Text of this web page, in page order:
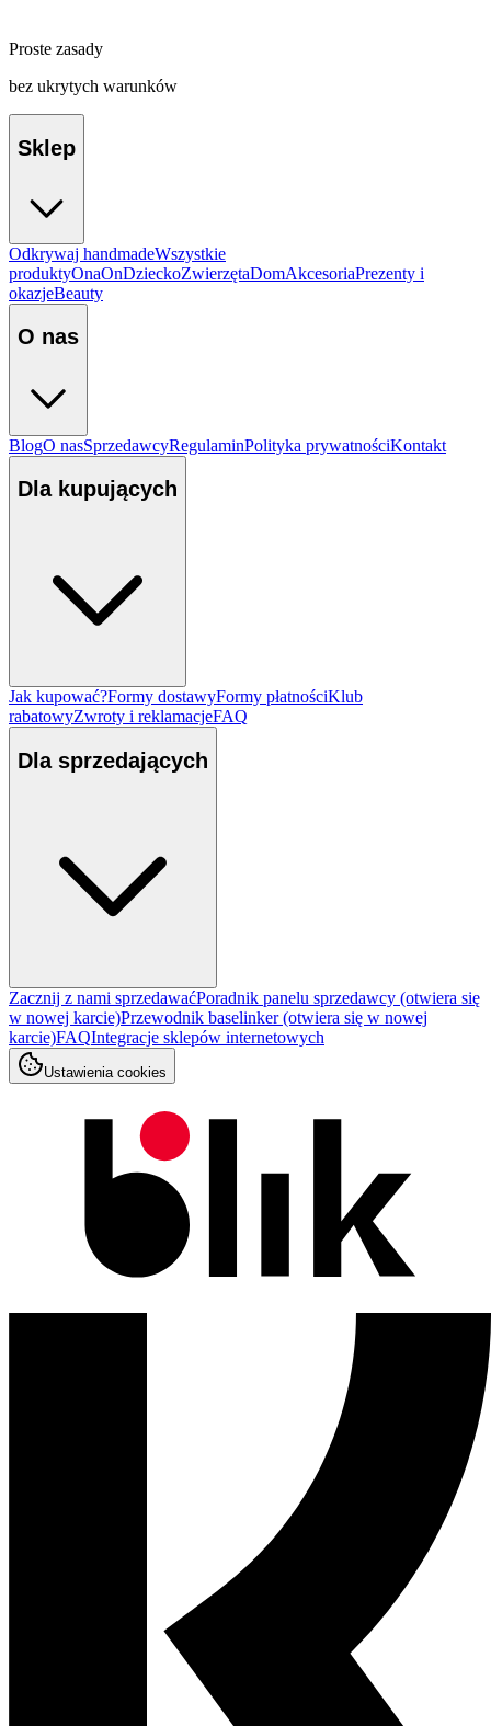
Proste zasady
bez ukrytych warunków
Sklep
Odkrywaj handmadeWszystkie
produktyOnaOnDzieckoZwierzętaDomAkcesoriaPrezenty i
okazjeBeauty
O nas
BlogO nasSprzedawcyRegulaminPolityka prywatnościKontakt
Dla kupujących
Jak kupować?Formy dostawyFormy płatnościKlub
rabatowyZwroty i reklamacjeFAQ
Dla sprzedających
Zacznij z nami sprzedawaćPoradnik panelu sprzedawcy (otwiera się
w nowej karcie)Przewodnik baselinker(otwiera się w nowej
karcie)FAQIntegracje sklepów internetowych
Ustawienia cookies